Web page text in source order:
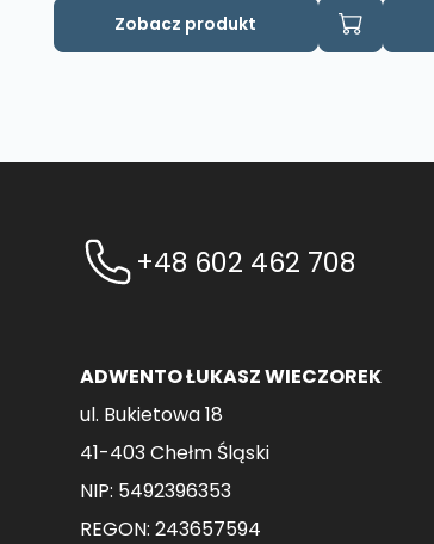
Zobacz produkt
+48 602 462 708
ADWENTO ŁUKASZ WIECZOREK
ul. Bukietowa 18
41-403 Chełm Śląski
NIP: 5492396353
REGON: 243657594